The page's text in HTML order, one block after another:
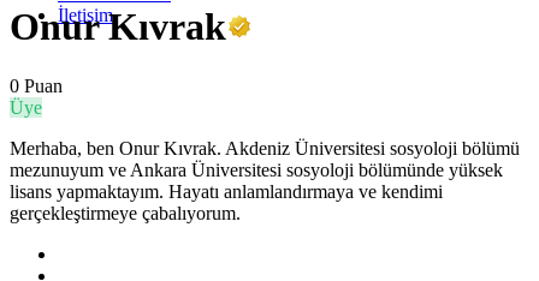
İletişim
Onur Kıvrak
0 Puan
Üye
Merhaba, ben Onur Kıvrak. Akdeniz Üniversitesi sosyoloji bölümü
mezunuyum ve Ankara Üniversitesi sosyoloji bölümünde yüksek
lisans yapmaktayım. Hayatı anlamlandırmaya ve kendimi
gerçekleştirmeye çabalıyorum.